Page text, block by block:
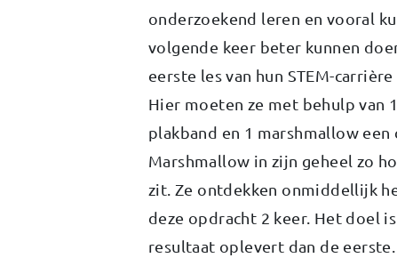
onderzoekend leren en vooral
volgende keer beter kunnen
eerste les van hun STEM-
Hier moeten ze met behulp van
plakband en 1 marshmallow
Marshmallow in zijn geheel zo
zit. Ze ontdekken onmiddellijk
deze opdracht 2 keer. Het doel
resultaat oplevert dan de eerste.